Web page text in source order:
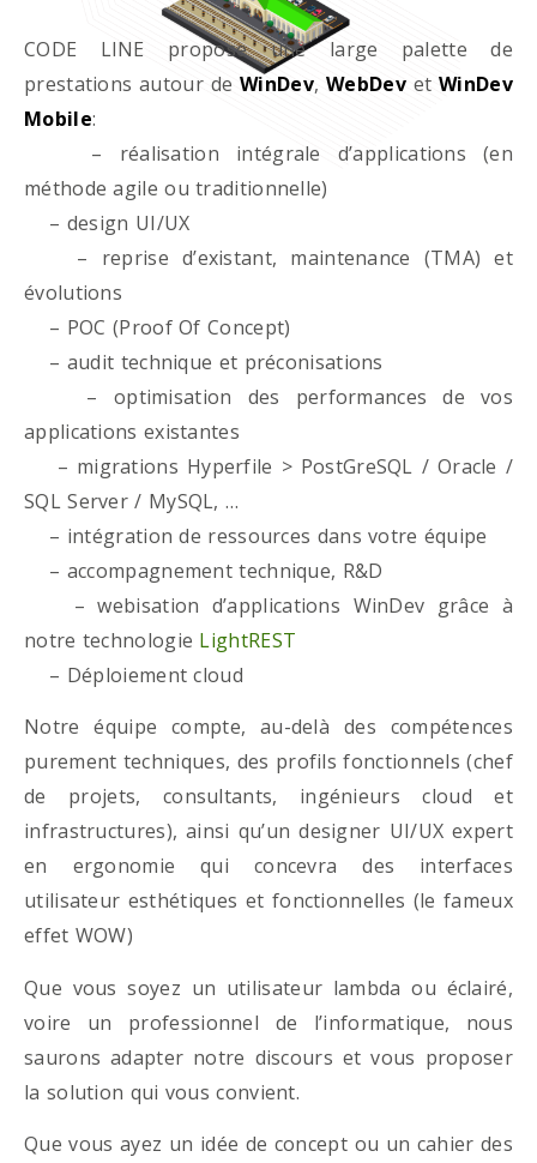
CODE LINE propose une large palette de
prestations autour deWinDev,WebDevet WinDev
Mobile:
– réalisation intégrale d’applications (en
méthode agile ou traditionnelle)
– design UI/UX
– reprise d’existant, maintenance (TMA) et
évolutions
– POC (Proof Of Concept)
– audit technique et préconisations
– optimisation des performances de vos
applications existantes
– migrations Hyperfile > PostGreSQL / Oracle /
SQL Server / MySQL, …
– intégration de ressources dans votre équipe
– accompagnement technique, R&D
– webisation d’applications WinDev grâce à
notre technologie LightREST
– Déploiement cloud
Notre équipe compte, au-delà des compétences
purement techniques, des profils fonctionnels (chef
de projets, consultants, ingénieurs cloud et
infrastructures), ainsi qu’un designer UI/UX expert
en ergonomie qui concevra des interfaces
utilisateur esthétiques et fonctionnelles (le fameux
effet WOW)
Que vous soyez un utilisateur lambda ou éclairé,
voire un professionnel de l’informatique, nous
saurons adapter notre discours et vous proposer
la solution qui vous convient.
Que vous ayez un idée de concept ou un cahier des